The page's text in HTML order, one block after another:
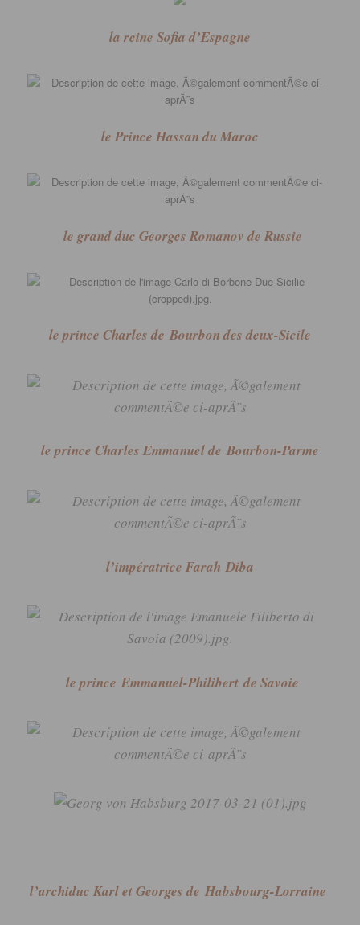
la reine Sofia d’Espagne
le Prince Hassan du Maroc
le grand duc Georges Romanov de Russie
le prince Charles de Bourbon des deux-Sicile
le prince Charles Emmanuel de Bourbon-Parme
l’impératrice FarahDiba
le prince Emmanuel-Philibert de Savoie
l’archiduc Karl et Georges de Habsbourg-Lorraine